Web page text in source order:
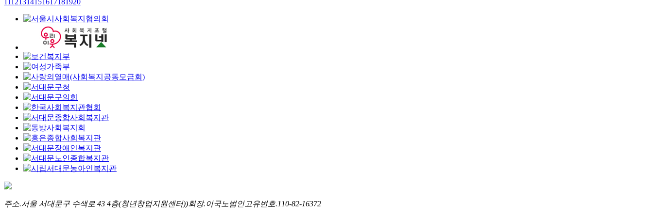
12 13 14 15 16 17 18 1920
주소.서울 서대문구 수색로 43 4층(청년창업지원센터))회장.이국노 법인고유번호.110-82-16372